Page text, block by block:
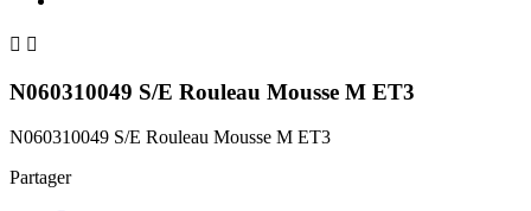
 
N060310049 S/E Rouleau Mousse M ET3
N060310049 S/E Rouleau Mousse M ET3
Partager